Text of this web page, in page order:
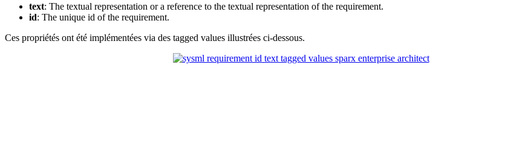
text: The textual representation or a reference to the textual representation of the requirement.
id: The unique id of the requirement.
Ces propriétés ont été implémentées via des tagged values illustrées ci-dessous.